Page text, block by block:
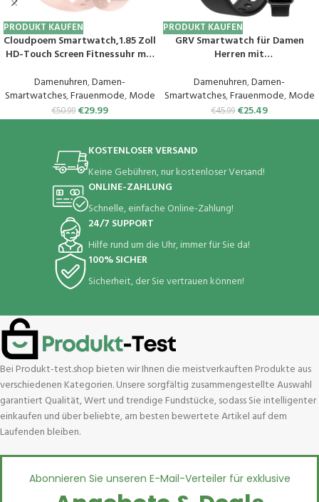
PRODUKT KAUFEN
Cloudpoem Smartwatch,1.85 Zoll
HD-Touch Screen Fitnessuhr mit
Überwachung Pulsuhr
Schlafmonitor Schrittzähler Uhr
100+ Trainingsmodi Sportuhr
für Damen Herren Android iOS
Damenuhren,Damen-
Smartwatches,Frauenmode,Mode
€50.99 €29.99
PRODUKT KAUFEN
GRV Smartwatch für Damen
Herren mit
Herzfrequenzmessung,SpO2,Sch
rittzähler,Schlafmonitor,Multi
Trainingsmodi für iOS Android
Handy
Damenuhren,Damen-
Smartwatches,Frauenmode,Mode
€45.99 €25.49
KOSTENLOSER VERSAND
Keine Gebühren, nur kostenloser Versand!
ONLINE-ZAHLUNG
Schnelle, einfache Online-Zahlung!
24/7 SUPPORT
Hilfe rund um die Uhr, immer für Sie da!
100% SICHER
Sicherheit, der Sie vertrauen können!
Bei Produkt-test.shop bieten wir Ihnen die meistverkauften Produkte aus
verschiedenen Kategorien. Unsere sorgfältig zusammengestellte Auswahl
garantiert Qualität, Wert und trendige Fundstücke, sodass Sie intelligenter
einkaufen und über beliebte, am besten bewertete Artikel auf dem
Laufenden bleiben.
Abonnieren Sie unseren E-Mail-Verteiler für exklusive